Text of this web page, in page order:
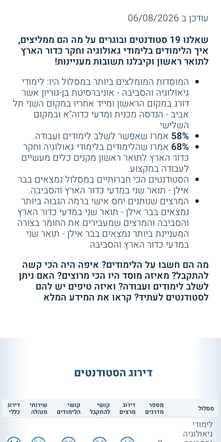
מדעי כדור הארץ, שנלמדת כמסלול במסגרת
לימודי מדעי הטבע.
אוניברסיטת תל אביב- מאפשרת התמקדות
בגיאופיזיקה, גיאוכימיה, וכן במדעים
אטמוספיריים ופלנטריים. הלימודים מתקיימים
במסגרת הפקולטה למדעים מדויקים וכוללים
קורסים בפיזיקה ומתמטיקה לפיזיקאים.
התלמידים יחשפו למגוון תחומים במדעי כדור
הארץ כגון אקלים, אוקיאנוגרפיה, מדעים
פלנטריים, סיסמולוגיה, כימיה של מי תהום,
פיזיקה של האטמוספירה ועוד.
בהמשך מתוכננת להיפתח תכנית חדשה
בשילוב בית הספר למתמטיקה, אשר תשלב
חטיבה מורחבת במדעי הנתונים ולמידת מכונה
תוך התמקדות בבינה מלאכותית ובמדעי
הנתונים.
האוניברסיטה העברית בירושלים
התמחויות בגיאולוגיה, מדעי האקלים
והאטמוספירה,ומדעי הים לתואר ראשון.
אוניברסיטת בן-גוריון בנגב (באר שבע)
והערכת טיבם של מקורות מים), גיאולוגיה
הנדסית (מכניקה קרקעית וסלעית בהקשר של
בהקשר אקולוגי סביבתי, חיפוש אחר אוצרות
טבע ויחסי גומלין בין קרקע לחי והצומח)
למצטיינים, והאוניברסיטה מאפשרת שילוב של
העברית - מדעי כדור הארץ
ואקלים
לימודי גאולוגיה ומדעי כדור
הארץ - האוניברסיטה
תואר שני במדעי כדור
הארץ - האוניברסיטה
העברית
אוניברסיטת בן גוריון -
תואר כפול במדעי כדור
הארץ וביולוגיה ימית
בן-גוריון - לימודי גיאולוגיה
הנדסית
בן-גוריון - גיאולוגיה
וביולוגיה
בן-גוריון - גיאולוגיה דינמית
סביבתית
בן-גוריון - מדעי המחשב
וגיאולוגיה
בן-גוריון - תואר כפול
בהנדסת בניין ובגיאולוגיה
בן-גוריון - גיאולוגיה ומדעי
לימודי גיאולוגיה והסביבה -
אוניברסיטת בן-גוריון
עודכן ב 06/08/2026
שאלנו 19 סטודנטים ובוגרים על מה הם ממליצים,
איך הלימודים בלימודי גאולוגיה וחקר כדור הארץ
לתואר ראשון וקיבלנו תשובות מעניינות!
המוסדות המומלצים ביותר במסלול היו: לימודי
גיאולוגיה והסביבה - אוניברסיטת בן-גוריון אשר
דורג במקום הראשון ומייד אחריו במקום השני תל
אביב - הנדסה מכנית ומדעי כדוה"א ובמקום
השלישי
58% אמרו שאפשר לשלב לימודים ועבודה.
68% אמרו שהלימודים בלימודי גאולוגיה וחקר
כדור הארץ לתואר ראשון מקנים כלים מעשיים
לעבודה במקצוע.
הסטודנטים הכי חברותיים במסלול נמצאים בבר
אילן - תואר שני במדעי כדור הארץ והסביבה.
המרצים שנותנים יחס אישי ברמה הגבוה ביותר
נמצאים בבר אילן - תואר שני במדעי כדור הארץ
והסביבה והמרצים שמעבירים את החומר בצורה
המעניינת ביותר נמצאים בבר אילן - תואר שני
במדעי כדור הארץ והסביבה
מה הם חשבו על הלימודים? איפה היה הכי קשה
להתקבל? מאיזה מוסד היו הכי מרוצים? האם ניתן
לשלב לימודים ועבודה? ואיזה טיפים יש להם
לסטודנטים לעתיד? קראו את המידע המלא
דירוג הסטודנטים
מסלול מספר
מדרגים
דירוג
מרצים
קושי
להתקבל
קושי
הלימודים
שירותי
מנהלה
דירוג
כללי
לימודי
גיאולוגיה